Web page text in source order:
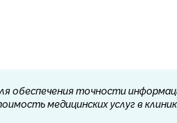
обеспечения точности
медицинских услуг в